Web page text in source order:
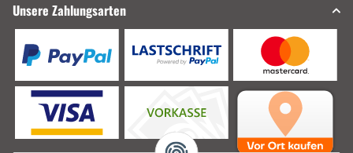
Unsere Zahlungsarten